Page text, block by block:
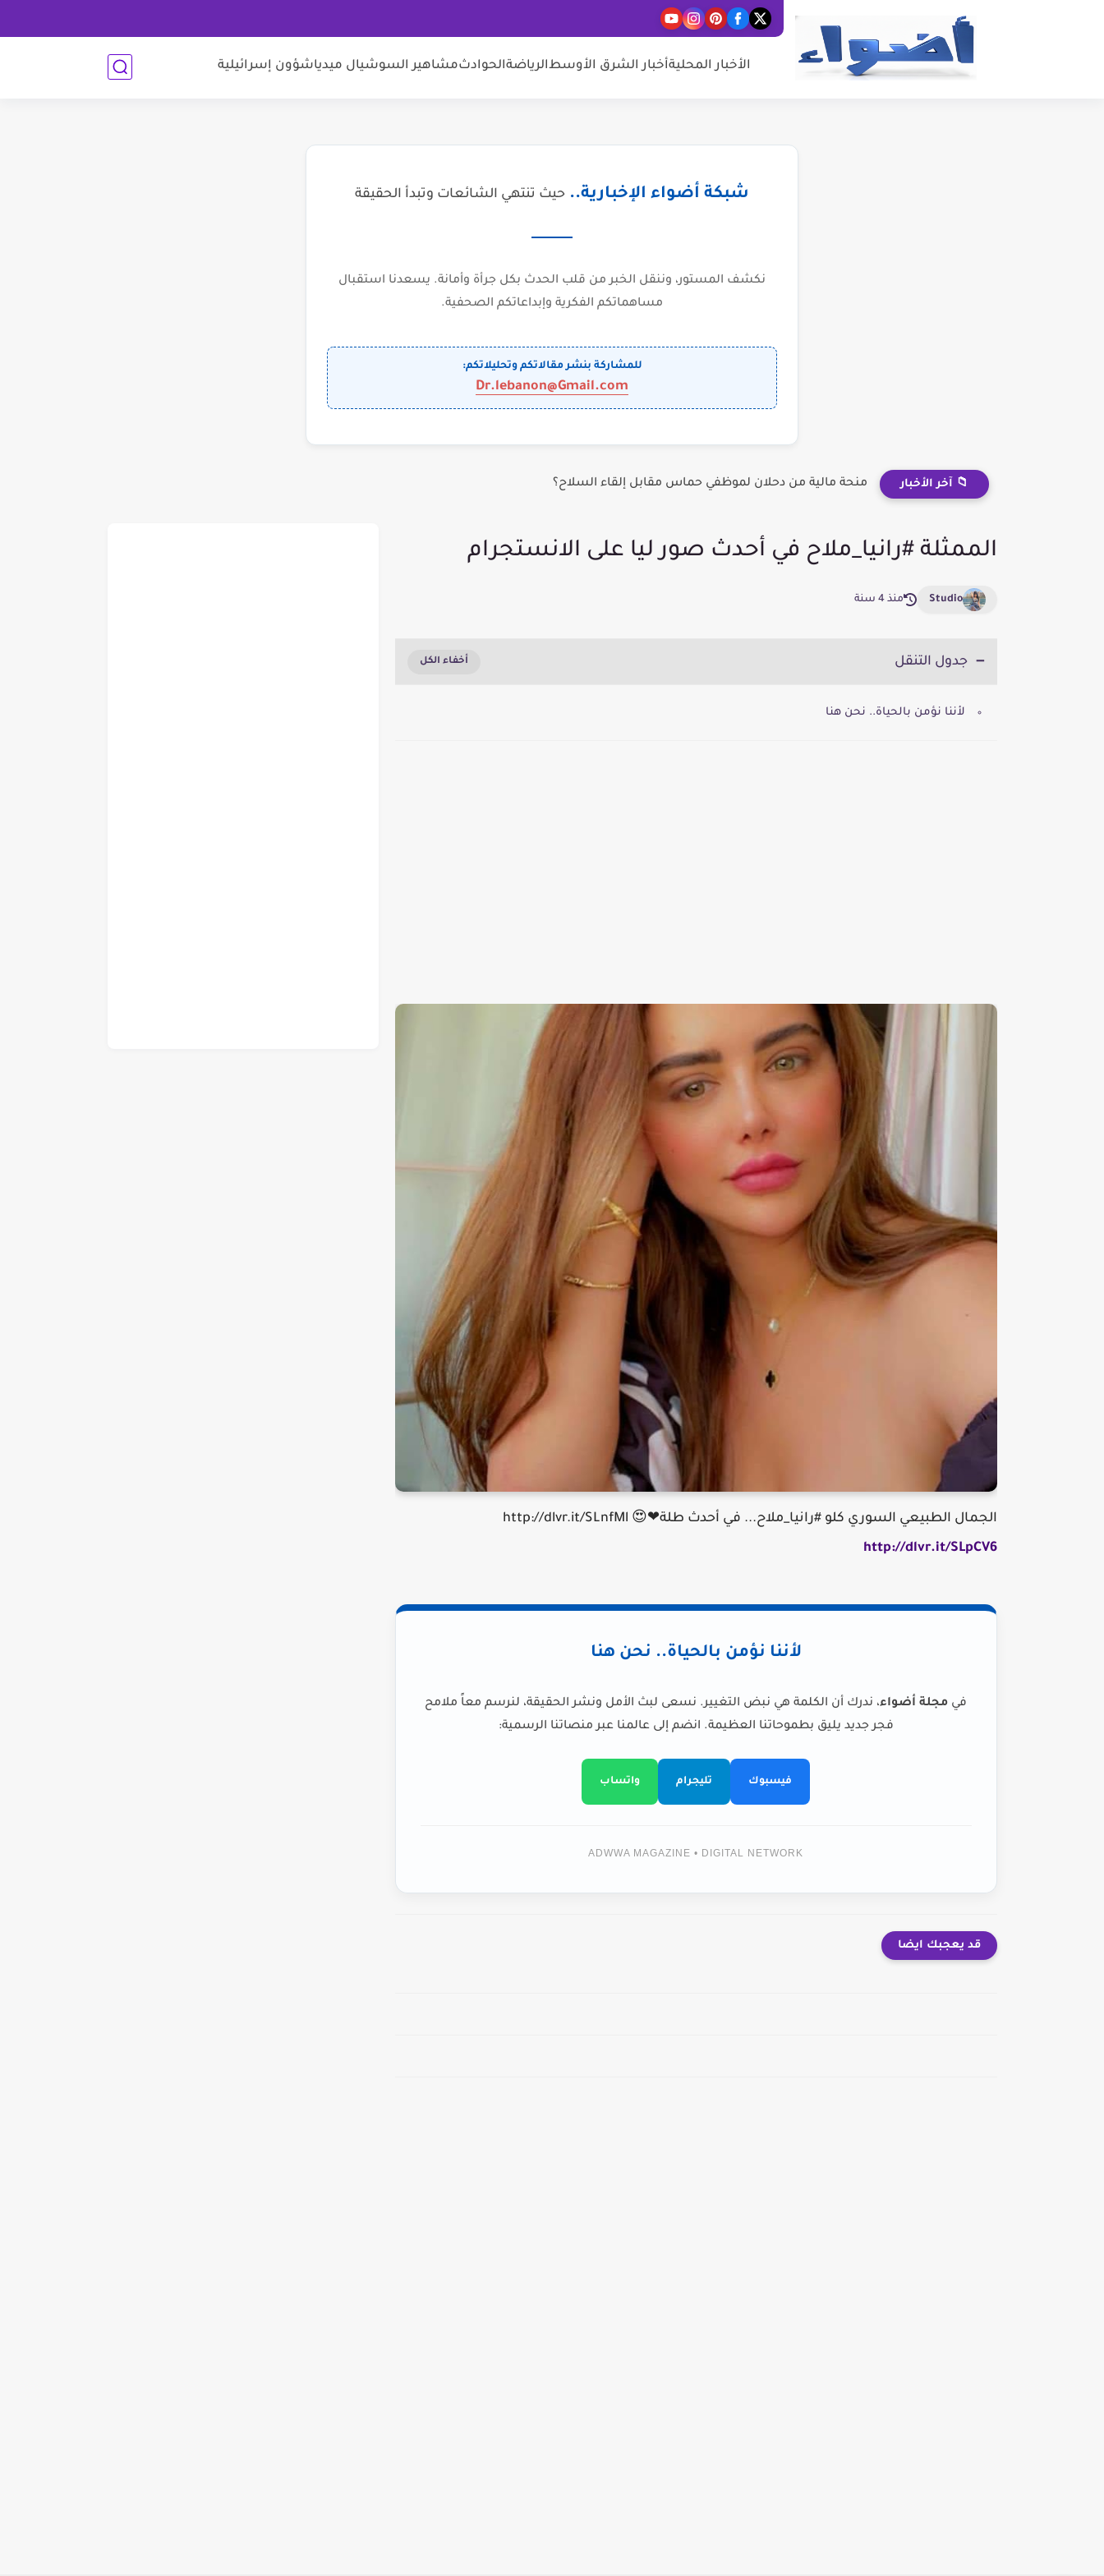
الأخبار المحليةأخبار الشرق الأوسطالرياضةالحوادثمشاهير السوشيال ميدياشؤون إسرائيلية
شبكة أضواء الإخبارية.. حيث تنتهي الشائعات وتبدأ الحقيقة
نكشف المستور، وننقل الخبر من قلب الحدث بكل جرأة وأمانة. يسعدنا استقبال
مساهماتكم الفكرية وإبداعاتكم الصحفية.
للمشاركة بنشر مقالاتكم وتحليلاتكم:
Dr.lebanon@Gmail.com
📁 آخر الأخبار منحة مالية من دحلان لموظفي حماس مقابل إلقاء السلاح؟
الممثلة #رانيا_ملاح في أحدث صور ليا على الانستجرام
Studio منذ 4 سنة
جدول التنقل
لأننا نؤمن بالحياة.. نحن هنا
الجمال الطبيعي السوري كلو #رانيا_ملاح... في أحدث طلة❤😍 http://dlvr.it/SLnfMl
http://dlvr.it/SLpCV6
لأننا نؤمن بالحياة.. نحن هنا
في مجلة أضواء، ندرك أن الكلمة هي نبض التغيير. نسعى لبث الأمل ونشر الحقيقة، لنرسم معاً ملامح
فجر جديد يليق بطموحاتنا العظيمة. انضم إلى عالمنا عبر منصاتنا الرسمية:
فيسبوك تليجرام واتساب
ADWWA MAGAZINE • DIGITAL NETWORK
قد يعجبك ايضا